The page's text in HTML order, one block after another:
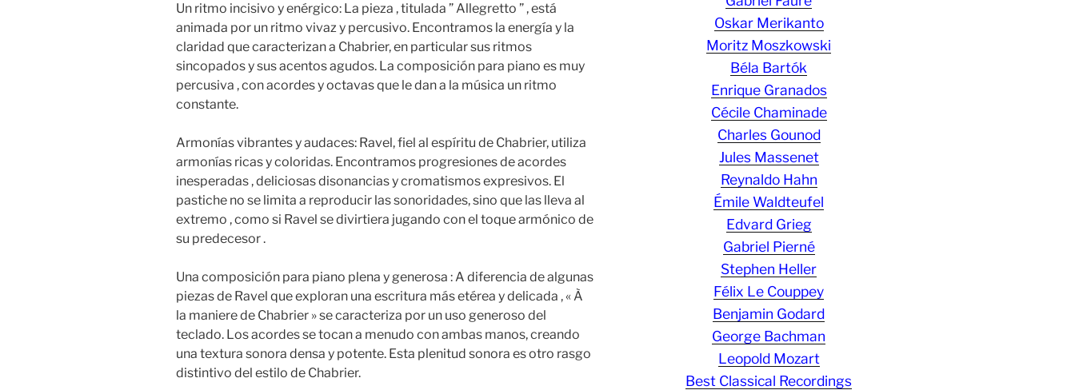
Un ritmo incisivo y enérgico: La pieza , titulada ” Allegretto ” , está
animada por un ritmo vivaz y percusivo. Encontramos la energía y la
claridad que caracterizan a Chabrier, en particular sus ritmos
sincopados y sus acentos agudos. La composición para piano es muy
percusiva , con acordes y octavas que le dan a la música un ritmo
constante.
Armonías vibrantes y audaces: Ravel, fiel al espíritu de Chabrier, utiliza
armonías ricas y coloridas. Encontramos progresiones de acordes
inesperadas , deliciosas disonancias y cromatismos expresivos. El
pastiche no se limita a reproducir las sonoridades, sino que las lleva al
extremo , como si Ravel se divirtiera jugando con el toque armónico de
su predecesor .
Una composición para piano plena y generosa : A diferencia de algunas
piezas de Ravel que exploran una escritura más etérea y delicada , « À
la maniere de Chabrier » se caracteriza por un uso generoso del
teclado. Los acordes se tocan a menudo con ambas manos, creando
una textura sonora densa y potente. Esta plenitud sonora es otro rasgo
distintivo del estilo de Chabrier.
Oskar Merikanto
Moritz Moszkowski
Béla Bartók
Enrique Granados
Cécile Chaminade
Charles Gounod
Jules Massenet
Reynaldo Hahn
Émile Waldteufel
Edvard Grieg
Gabriel Pierné
Stephen Heller
Félix Le Couppey
Benjamin Godard
George Bachman
Leopold Mozart
Best Classical Recordings